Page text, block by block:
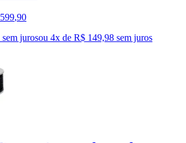
599,90
jurosou 4x de R$ 149,98 sem juros